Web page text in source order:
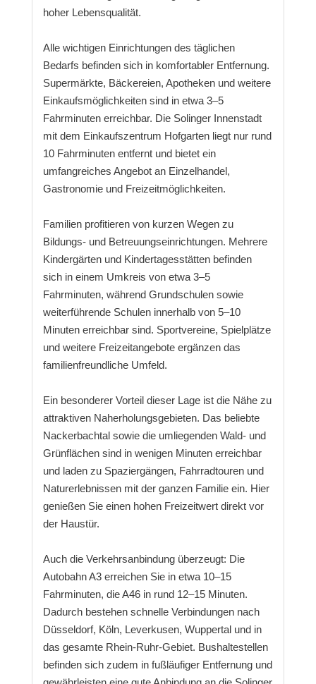
hoher Lebensqualität.
Alle wichtigen Einrichtungen des täglichen
Bedarfs befinden sich in komfortabler Entfernung.
Supermärkte, Bäckereien, Apotheken und weitere
Einkaufsmöglichkeiten sind in etwa 3–5
Fahrminuten erreichbar. Die Solinger Innenstadt
mit dem Einkaufszentrum Hofgarten liegt nur rund
10 Fahrminuten entfernt und bietet ein
umfangreiches Angebot an Einzelhandel,
Gastronomie und Freizeitmöglichkeiten.
Familien profitieren von kurzen Wegen zu
Bildungs- und Betreuungseinrichtungen. Mehrere
Kindergärten und Kindertagesstätten befinden
sich in einem Umkreis von etwa 3–5
Fahrminuten, während Grundschulen sowie
weiterführende Schulen innerhalb von 5–10
Minuten erreichbar sind. Sportvereine, Spielplätze
und weitere Freizeitangebote ergänzen das
familienfreundliche Umfeld.
Ein besonderer Vorteil dieser Lage ist die Nähe zu
attraktiven Naherholungsgebieten. Das beliebte
Nackerbachtal sowie die umliegenden Wald- und
Grünflächen sind in wenigen Minuten erreichbar
und laden zu Spaziergängen, Fahrradtouren und
Naturerlebnissen mit der ganzen Familie ein. Hier
genießen Sie einen hohen Freizeitwert direkt vor
der Haustür.
Auch die Verkehrsanbindung überzeugt: Die
Autobahn A3 erreichen Sie in etwa 10–15
Fahrminuten, die A46 in rund 12–15 Minuten.
Dadurch bestehen schnelle Verbindungen nach
Düsseldorf, Köln, Leverkusen, Wuppertal und in
das gesamte Rhein-Ruhr-Gebiet. Bushaltestellen
befinden sich zudem in fußläufiger Entfernung und